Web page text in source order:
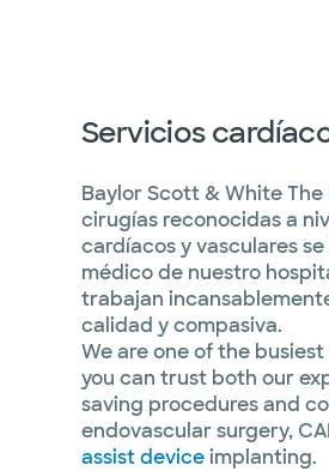
Servicios
Baylor Scott & White
cirugías reconocidas a
cardíacos y vasculares
médico de nuestro
trabajan
calidad y compasiva.
We are one of the
you can trust both our
saving procedures and
endovascular surgery,
assist deviceimplanting.